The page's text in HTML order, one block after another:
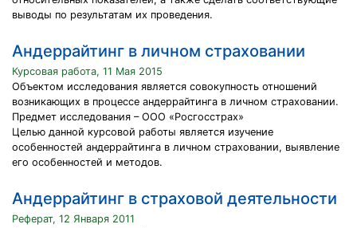
выводы по результатам их проведения.
Андеррайтинг в личном страховании
Курсовая работа, 11 Мая 2015
Объектом исследования является совокупность отношений
возникающих в процессе андеррайтинга в личном страховании.
Предмет исследования – ООО «Росгосстрах»
Целью данной курсовой работы является изучение
особенностей андеррайтинга в личном страховании, выявление
его особенностей и методов.
Андеррайтинг в страховой деятельности
Реферат, 12 Января 2011